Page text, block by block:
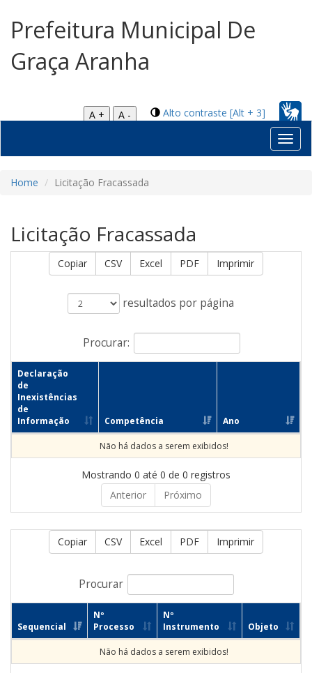
Prefeitura Municipal De
Graça Aranha
Alto contraste [Alt + 3]
A +
A -
Home Licitação Fracassada
Licitação Fracassada
Copiar CSV Excel PDF Imprimir
resultados por página
Procurar:
Declaração
de
Inexistências
de
Informação
Competência Ano
Não há dados a serem exibidos!
Mostrando 0 até 0 de 0 registros
Anterior
Próximo
Copiar CSV Excel PDF Imprimir
Procurar
Sequencial
Nº
Processo
Nº
Instrumento
Objeto
Não há dados a serem exibidos!